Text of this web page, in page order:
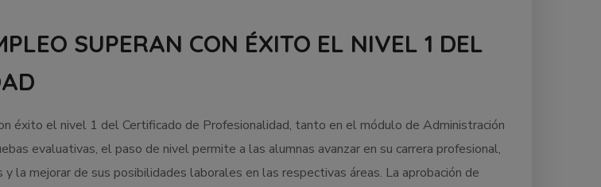
SUPERAN CON ÉXITO EL NIVEL 1 DEL
éxito el nivel 1 del Certificado de Profesionalidad, tanto en el módulo de Administración
evaluativas, el paso de nivel permite a las alumnas avanzar en su carrera profesional,
la mejorar de sus posibilidades laborales en las respectivas áreas. La aprobación de